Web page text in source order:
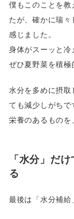
僕もこのことを
たが、確かに瑞
感じました。
身体がスーッと冷
ぜひ夏野菜を積極
水分を多めに摂
ても減少しがちで
栄養のあるものを
「水分」だ
る
最後は「水分補給